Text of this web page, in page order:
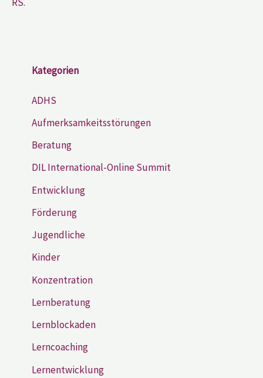
Kategorien
ADHS
Aufmerksamkeitsstörungen
Beratung
DIL International-Online Summit
Entwicklung
Förderung
Jugendliche
Kinder
Konzentration
Lernberatung
Lernblockaden
Lerncoaching
Lernentwicklung